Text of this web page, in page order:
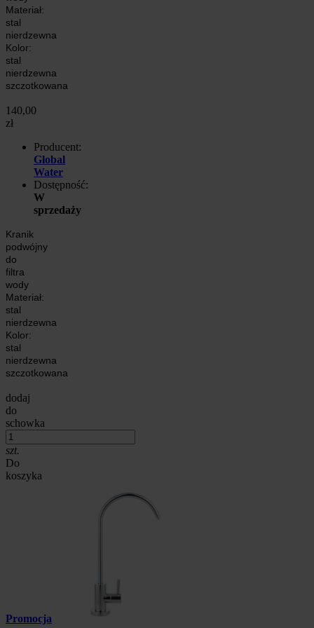
Materiał:
stal
nierdzewna
Kolor:
stal
nierdzewna
szczotkowana
140,00
zł
Producent:
Global
Water
Dostępność:
W
sprzedaży
Kranik
podwójny
do
filtra
wody
Materiał:
stal
nierdzewna
Kolor:
stal
nierdzewna
szczotkowana
dodaj
do
schowka
szt.
Do
koszyka
Promocja